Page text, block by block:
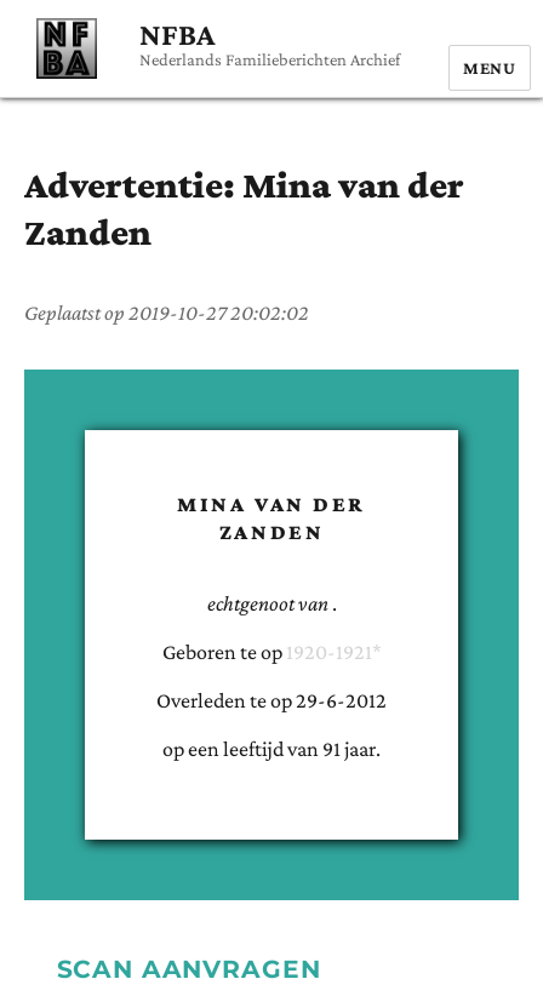
NFBA
Nederlands Familieberichten Archief MENU
Advertentie: Minavan der
Zanden
Geplaatst op 2019-10-27 20:02:02
MINA VAN DER
ZANDEN
echtgenoot van .
Geboren teop 1920-1921*
Overleden teop29-6-2012
op een leeftijd van 91 jaar.
SCAN AANVRAGEN